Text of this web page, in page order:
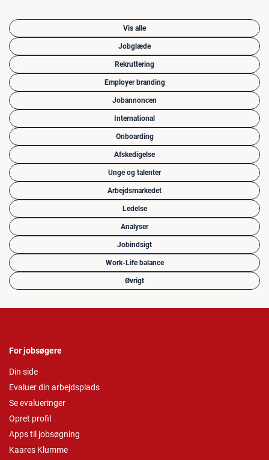
Vis alle
Jobglæde
Rekruttering
Employer branding
Jobannoncen
International
Onboarding
Afskedigelse
Unge og talenter
Arbejdsmarkedet
Ledelse
Analyser
Jobindsigt
Work-Life balance
Øvrigt
For jobsøgere
Din side
Evaluer din arbejdsplads
Se evalueringer
Opret profil
Apps til jobsøgning
Kaares Klumme